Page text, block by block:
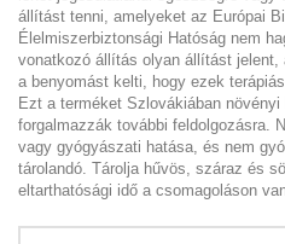
állítást tenni, amelyeket az Európai
Élelmiszerbiztonsági Hatóság nem
vonatkozó állítás olyan állítást jelent,
a benyomást kelti, hogy ezek
Ezt a terméket Szlovákiában
forgalmazzák további feldolgozásra.
vagy gyógyászati hatása, és nem
tárolandó. Tárolja hűvös, száraz és
eltarthatósági idő a csomagoláson